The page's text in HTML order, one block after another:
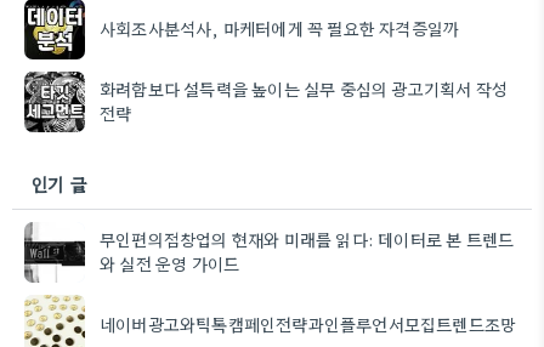
사회조사분석사, 마케터에게 꼭 필요한 자격증일까
화려함보다 설득력을 높이는 실무 중심의 광고기획서 작성
전략
인기 글
무인편의점창업의 현재와 미래를 읽다: 데이터로 본 트렌드
와 실전 운영 가이드
네이버광고와틱톡캠페인전략과인플루언서모집트렌드조망